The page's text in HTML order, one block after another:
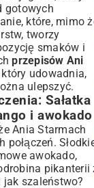
gotowych
które, mimo
tworzy
smaków i
przepisów Ani
który udowadnia,
ulepszyć.
Sałatka
i awokado
Ania Starmach
awokado,
pikanterii
szaleństwo?